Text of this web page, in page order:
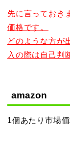
先に言っておき
価格です。
どのような方が
入の際は自己判
amazon
1個あたり市場